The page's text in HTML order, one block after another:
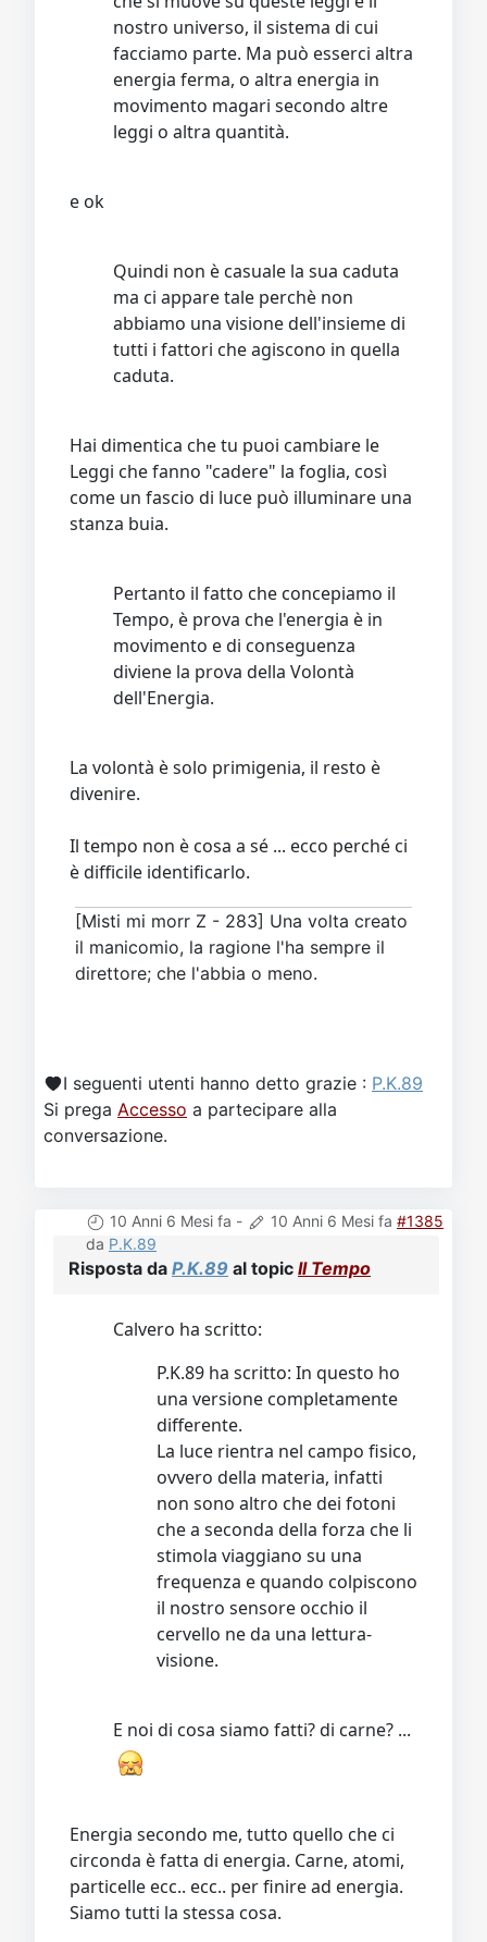
nostro universo, il sistema di cui
facciamo parte. Ma può esserci altra
energia ferma, o altra energia in
movimento magari secondo altre
leggi o altra quantità.
e ok
Quindi non è casuale la sua caduta
ma ci appare tale perchè non
abbiamo una visione dell'insieme di
tutti i fattori che agiscono in quella
caduta.
Hai dimentica che tu puoi cambiare le
Leggi che fanno "cadere" la foglia, così
come un fascio di luce può illuminare una
stanza buia.
Pertanto il fatto che concepiamo il
Tempo, è prova che l'energia è in
movimento e di conseguenza
diviene la prova della Volontà
dell'Energia.
La volontà è solo primigenia, il resto è
divenire.
Il tempo non è cosa a sé ... ecco perché ci
è difficile identificarlo.
[Misti mi morr Z - 283] Una volta creato
il manicomio, la ragione l'ha sempre il
direttore; che l'abbia o meno.
I seguenti utenti hanno detto grazie : P.K.89
Si prega Accesso a partecipare alla
conversazione.
10 Anni 6 Mesi fa - 10 Anni 6 Mesi fa #1385
da P.K.89
Risposta da P.K.89 al topic Il Tempo
Calvero ha scritto:
P.K.89 ha scritto: In questo ho
una versione completamente
differente.
La luce rientra nel campo fisico,
ovvero della materia, infatti
non sono altro che dei fotoni
che a seconda della forza che li
stimola viaggiano su una
frequenza e quando colpiscono
il nostro sensore occhio il
cervello ne da una lettura-
visione.
E noi di cosa siamo fatti? di carne? ...
Energia secondo me, tutto quello che ci
circonda è fatta di energia. Carne, atomi,
particelle ecc.. ecc.. per finire ad energia.
Siamo tutti la stessa cosa.